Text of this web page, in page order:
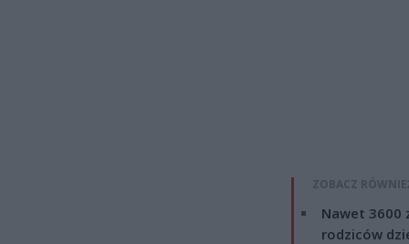
ZOBACZ
Nawet 3600
rodziców